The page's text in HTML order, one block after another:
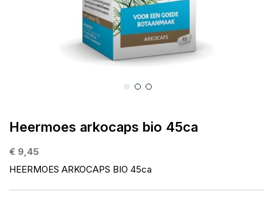
het
begin
van
Heermoes arkocaps bio 45ca
€ 9,45
HEERMOES ARKOCAPS BIO 45ca